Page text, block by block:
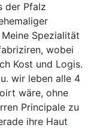
der Pfalz
Spezialität
wobei
Kost und Logis.
wir leben alle 4
wäre, ohne
Principale zu
ihre Haut